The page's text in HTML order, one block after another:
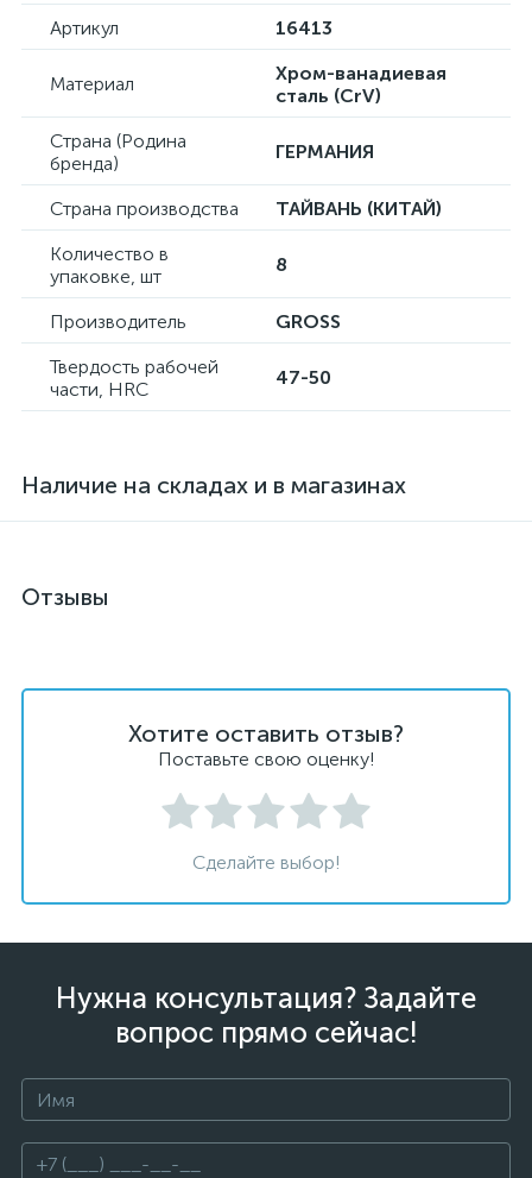
Артикул 16413
Материал
Хром-ванадиевая
сталь (CrV)
Страна (Родина
бренда)
ГЕРМАНИЯ
Страна производства
ТАЙВАНЬ (КИТАЙ)
Количество в
упаковке, шт
8
Производитель
GROSS
Твердость рабочей
части, HRC
47-50
Наличие на складах и в магазинах
Отзывы
Хотите оставить отзыв?
Поставьте свою оценку!
Сделайте выбор!
Нужна консультация? Задайте
вопрос прямо сейчас!